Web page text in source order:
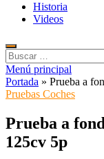
Historia
Videos
Buscar:
Menú principal
Portada » Prueba a
Pruebas Coches
Prueba a
125cv 5p